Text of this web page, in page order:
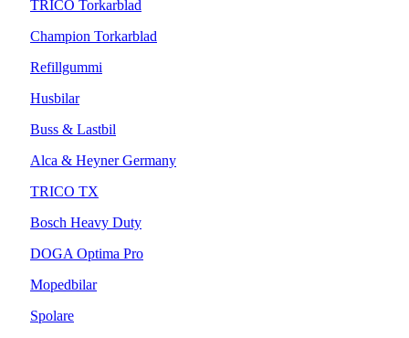
TRICO Torkarblad
Champion Torkarblad
Refillgummi
Husbilar
Buss & Lastbil
Alca & Heyner Germany
TRICO TX
Bosch Heavy Duty
DOGA Optima Pro
Mopedbilar
Spolare